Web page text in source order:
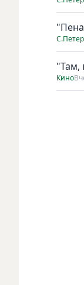
"Там,
Кино